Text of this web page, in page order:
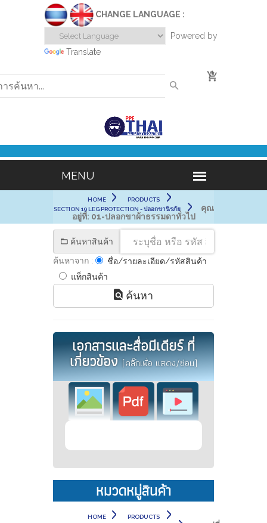
CHANGE LANGUAGE :
Powered by
Translate
0
HOME
PRODUCTS
SECTION 19 LEG PROTECTION - ปลอกขานิรภัย
คุณ
อยู่ที่: 01-ปลอกขาผ้าธรรมดาทั่วไป
ค้นหาสินค้า
ค้นหาจาก :
ชื่อ/รายละเอียด/รหัสสินค้า
แท็กสินค้า
ค้นหา
เอกสารและสื่อมีเดียร์ ที่
เกี่ยวข้อง(คลิ๊กเพื่อ แสดง/ซ่อน)
หมวดหมู่สินค้า
HOME
PRODUCTS